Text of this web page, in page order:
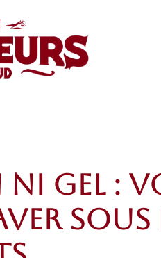
ni gel :